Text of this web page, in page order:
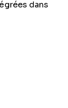
dans